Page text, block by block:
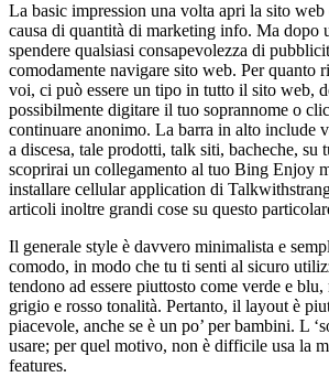
La basic impression una volta apri la sito
causa di quantità di marketing info. Ma dopo
spendere qualsiasi consapevolezza di
comodamente navigare sito web. Per quanto
voi, ci può essere un tipo in tutto il sito web,
possibilmente digitare il tuo soprannome o
continuare anonimo. La barra in alto include
a discesa, tale prodotti, talk siti, bacheche, su
scoprirai un collegamento al tuo Bing Enjoy
installare cellular application di
articoli inoltre grandi cose su questo
Il generale style è davvero minimalista e
comodo, in modo che tu ti senti al sicuro
tendono ad essere piuttosto come verde e
grigio e rosso tonalità. Pertanto, il layout è
piacevole, anche se è un po’ per bambini. L
usare; per quel motivo, non è difficile usa la
features.